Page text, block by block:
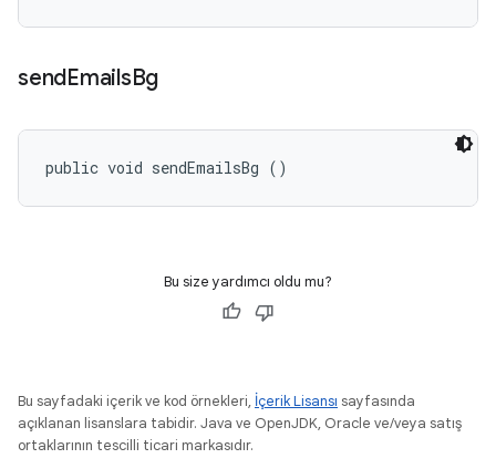
sendEmailsBg
public void sendEmailsBg ()
Bu size yardımcı oldu mu?
Bu sayfadaki içerik ve kod örnekleri, İçerik Lisansı sayfasında
açıklanan lisanslara tabidir. Java ve OpenJDK, Oracle ve/veya satış
ortaklarının tescilli ticari markasıdır.